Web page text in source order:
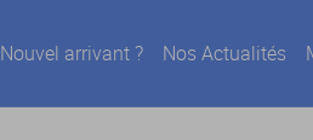
Nouvel arrivant ? Nos Actualités